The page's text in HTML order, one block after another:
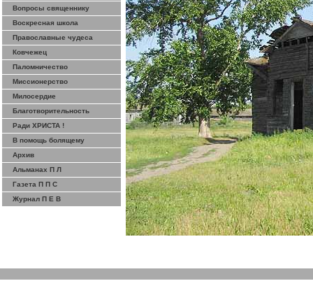
Вопросы священнику
Воскресная школа
Православные чудеса
Ковчежец
Паломничество
Миссионерство
Милосердие
Благотворительность
Ради ХРИСТА !
В помощь болящему
Архив
Альманах П Л
Газета П П С
Журнал П Е В